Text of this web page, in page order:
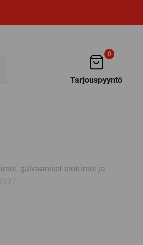
0
Tarjouspyyntö
galvaaniset erottimet ja